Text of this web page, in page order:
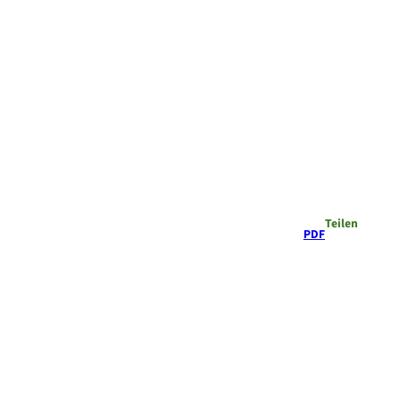
PDF
Teilen